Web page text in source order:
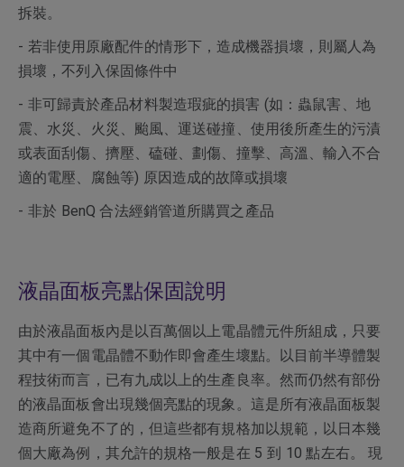
拆裝。
- 若非使用原廠配件的情形下，造成機器損壞，則屬人為
損壞，不列入保固條件中
- 非可歸責於產品材料製造瑕疵的損害 (如：蟲鼠害、地
震、水災、火災、颱風、運送碰撞、使用後所產生的污漬
或表面刮傷、擠壓、磕碰、劃傷、撞擊、高溫、輸入不合
適的電壓、腐蝕等) 原因造成的故障或損壞
- 非於 BenQ 合法經銷管道所購買之產品
液晶面板亮點保固說明
由於液晶面板內是以百萬個以上電晶體元件所組成，只要
其中有一個電晶體不動作即會產生壞點。以目前半導體製
程技術而言，已有九成以上的生產良率。然而仍然有部份
的液晶面板會出現幾個亮點的現象。這是所有液晶面板製
造商所避免不了的，但這些都有規格加以規範，以日本幾
個大廠為例，其允許的規格一般是在 5 到 10 點左右。 現